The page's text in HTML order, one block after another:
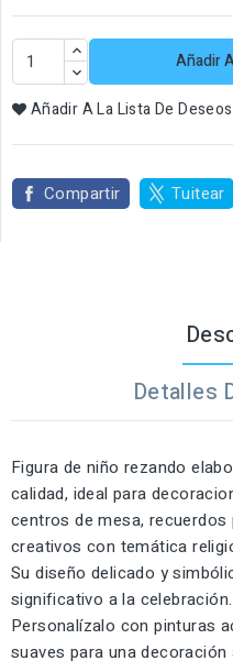
Añadir
Añadir A La Lista De Deseos
Compartir Tuitear
Detalles
Figura de niño rezando
calidad, ideal para
centros de mesa,
creativos con temática
Su diseño delicado y
significativo a la celebración.
Personalízalo con pinturas
suaves para una